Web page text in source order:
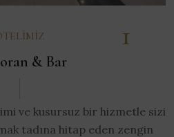
& Bar
ve kusursuz bir hizmetle sizi
tadına hitap eden zengin
1